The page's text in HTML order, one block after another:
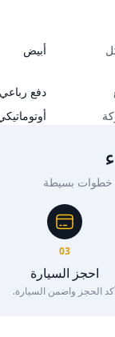
أبيض
دفع رباعي
03
احجز السيارة
الحجز واضمن السيارة.